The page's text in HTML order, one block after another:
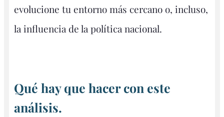
evolucione tu entorno más cercano o, incluso,
la influencia de la política nacional.
Qué hay que hacer con este
análisis.